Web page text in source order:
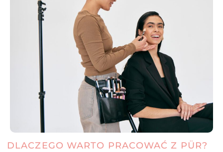
DLACZEGO WARTO PRACOWAĆ Z PÜR?